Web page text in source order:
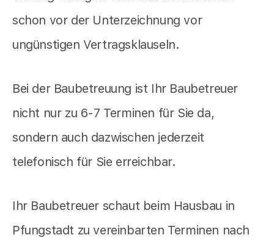
schon vor der Unterzeichnung vor
ungünstigen Vertragsklauseln.
Bei der Baubetreuung ist Ihr Baubetreuer
nicht nur zu 6-7 Terminen für Sie da,
sondern auch dazwischen jederzeit
telefonisch für Sie erreichbar.
Ihr Baubetreuer schaut beim Hausbau in
Pfungstadt zu vereinbarten Terminen nach